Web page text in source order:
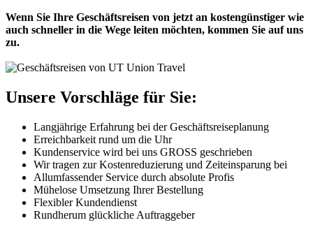
Wenn Sie Ihre Geschäftsreisen von jetzt an kostengünstiger wie
auch schneller in die Wege leiten möchten, kommen Sie auf uns
zu.
Unsere Vorschläge für Sie:
Langjährige Erfahrung bei der Geschäftsreiseplanung
Erreichbarkeit rund um die Uhr
Kundenservice wird bei uns GROSS geschrieben
Wir tragen zur Kostenreduzierung und Zeiteinsparung bei
Allumfassender Service durch absolute Profis
Mühelose Umsetzung Ihrer Bestellung
Flexibler Kundendienst
Rundherum glückliche Auftraggeber